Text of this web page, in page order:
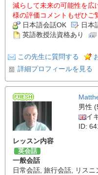
減らして未来の可能性を
様の評価コメントもぜひご
日本語会話OK
日本
英語教授法資格あり
この先生に質問する
詳細プロフィールを見る
男性
イ
ID:
レッスン内容
英会話
一般会話
日常会話 旅行会話
リスニ